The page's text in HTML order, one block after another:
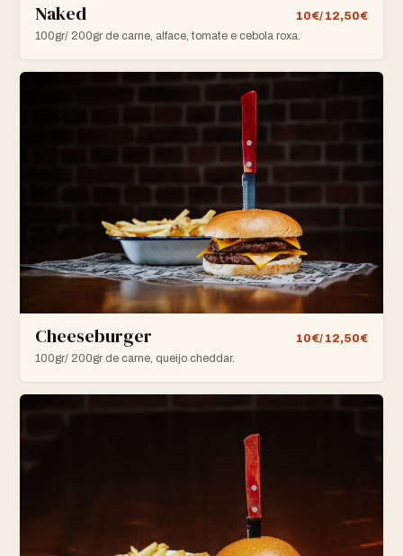
Naked
10€/ 12,50€
100gr/ 200gr de carne, alface, tomate e cebola roxa.
Cheeseburger
10€/ 12,50€
100gr/ 200gr de carne, queijo cheddar.